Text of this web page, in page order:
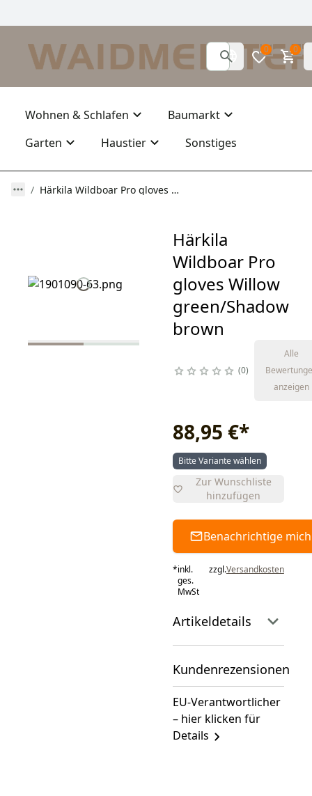
0 0
Wohnen & Schlafen
Baumarkt
Garten
Haustier Sonstiges
Härkila Wildboar Pro gloves Willow green/Shadow brown
Härkila
Wildboar Pro
gloves Willow
green/Shadow
brown
0
Alle
anzeigen
88,95 €*
Bitte Variante wählen
Zur Wunschliste
hinzufügen
Benachrichtige mich
*inkl.
ges.
MwSt
zzgl.Versandkosten
Artikeldetails
Kundenrezensionen
EU-Verantwortlicher
– hier klicken für
Details